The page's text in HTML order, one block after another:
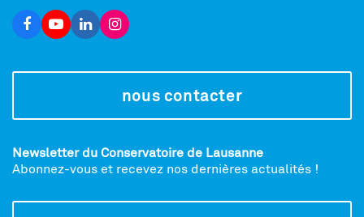
nous contacter
Newsletter du Conservatoire de Lausanne
Abonnez-vous et recevez nos dernières actualités !